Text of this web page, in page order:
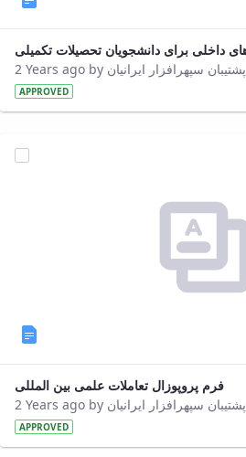
2 Years ago by پشتیبان سپهرافزار ایرانیان
APPROVED
فرم پروپوزال تعاملات علمی بین المللی
2 Years ago by پشتیبان سپهرافزار ایرانیان
APPROVED